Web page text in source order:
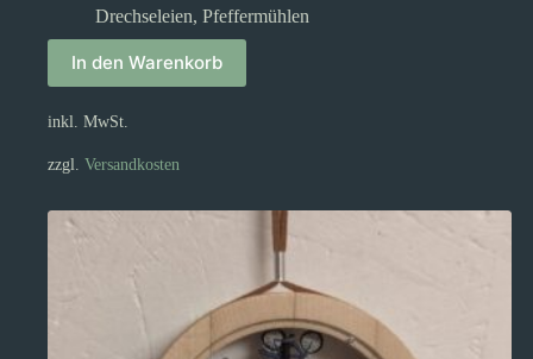
Drechseleien, Pfeffermühlen
In den Warenkorb
inkl. MwSt.
zzgl. Versandkosten